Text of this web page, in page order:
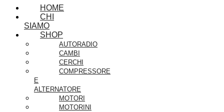
HOME
CHI
SIAMO
SHOP
AUTORADIO
CAMBI
CERCHI
COMPRESSORE
E
ALTERNATORE
MOTORI
MOTORINI